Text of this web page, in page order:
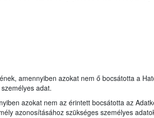
amennyiben azokat nem ő bocsátotta a
adat.
azokat nem az érintett bocsátotta az
azonosításához szükséges személyes